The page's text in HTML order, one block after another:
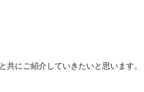
にご紹介していきたいと思います。